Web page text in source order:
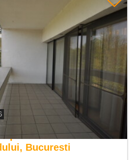
apartament 4 camere
Bucuresti